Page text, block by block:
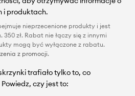
i produktach.
nieprzecenione produkty i jest
zł. Rabat nie łączy się z innymi
mogą być wyłączone z rabatu.
z promocji.
trafiało tylko to, co
czy jest to: